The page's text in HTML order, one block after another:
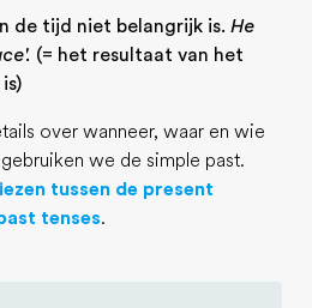
de tijd niet belangrijk is. He
(= het resultaat van het
over wanneer, waar en wie
we de simple past.
tussen de present
tenses.